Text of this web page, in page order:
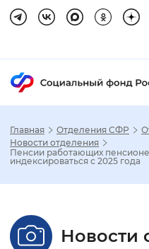
Стандартный
Главная Отделения СФР
Новости отделения
Пенсии работающих
индексироваться с 2025 года
Новости